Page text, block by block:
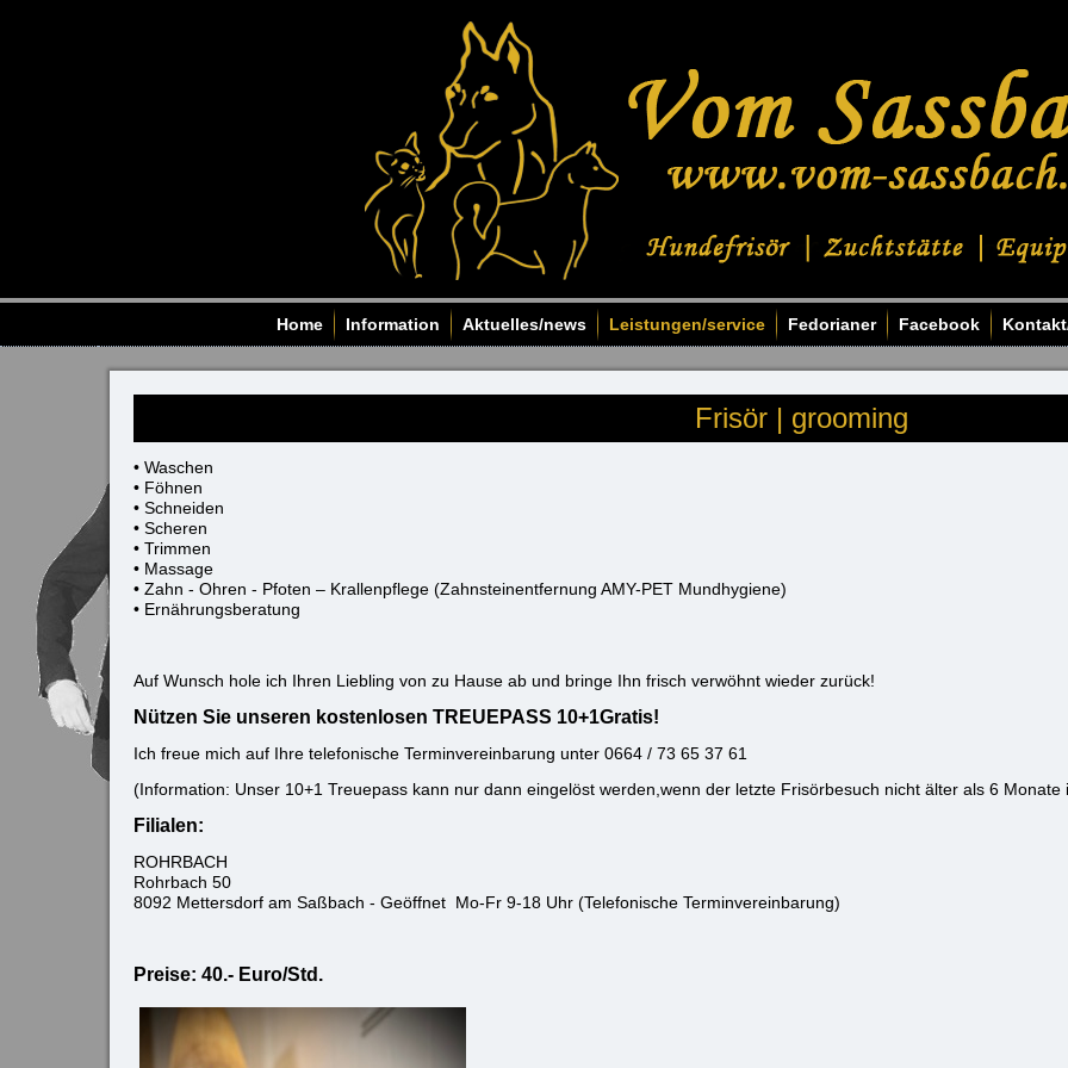
Home Information Aktuelles/news Leistungen/service Fedorianer Facebook
Frisör | grooming
• Waschen
• Föhnen
• Schneiden
• Scheren
• Trimmen
• Massage
• Zahn - Ohren - Pfoten – Krallenpflege (Zahnsteinentfernung AMY-PET Mundhygiene)
• Ernährungsberatung
Auf Wunsch hole ich Ihren Liebling von zu Hause ab und bringe Ihn frisch verwöhnt wieder zurück!
Nützen Sie unseren kostenlosen TREUEPASS 10+1Gratis!
Ich freue mich auf Ihre telefonische Terminvereinbarung unter 0664 / 73 65 37 61
(Information: Unser 10+1 Treuepass kann nur dann eingelöst werden,wenn der letzte Frisörbesuch nicht älter als 6 Monate
Filialen:
ROHRBACH
Rohrbach 50
8092 Mettersdorf am Saßbach - Geöffnet Mo-Fr 9-18 Uhr (Telefonische Terminvereinbarung)
Preise: 40.- Euro/Std.